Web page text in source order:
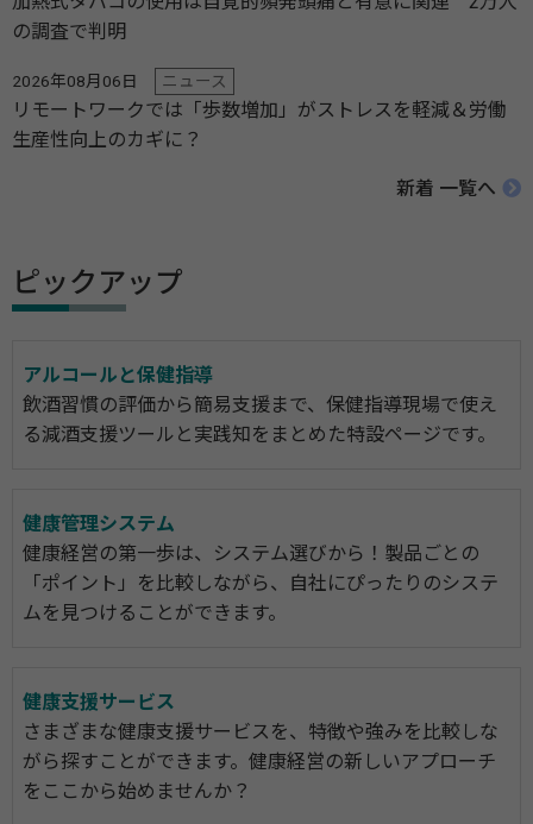
の調査で判明
2026年08月06日 ニュース
リモートワークでは「歩数増加」がストレスを軽減＆労働
生産性向上のカギに？
新着 一覧へ
ピックアップ
アルコールと保健指導
飲酒習慣の評価から簡易支援まで、保健指導現場で使え
る減酒支援ツールと実践知をまとめた特設ページです。
健康管理システム
健康経営の第一歩は、システム選びから！製品ごとの
「ポイント」を比較しながら、自社にぴったりのシステ
ムを見つけることができます。
健康支援サービス
さまざまな健康支援サービスを、特徴や強みを比較しな
がら探すことができます。健康経営の新しいアプローチ
をここから始めませんか？